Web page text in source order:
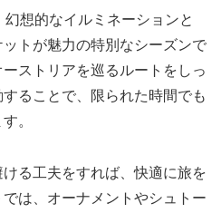
想的なイルミネーションと
トが魅力の特別なシーズンで
ストリアを巡るルートをしっ
ることで、限られた時間でも
。
る工夫をすれば、快適に旅を
は、オーナメントやシュトー